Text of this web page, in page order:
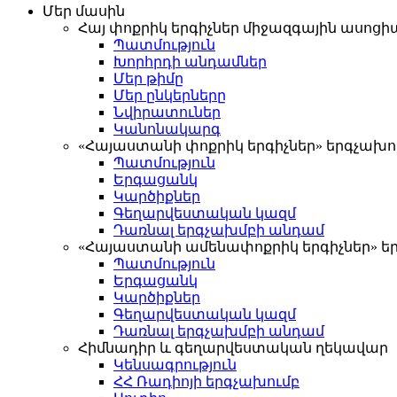
Մեր մասին
Հայ փոքրիկ երգիչներ միջազգային
Պատմություն
Խորհրդի անդամներ
Մեր թիմը
Մեր ընկերները
Նվիրատուներ
Կանոնակարգ
«Հայաստանի փոքրիկ երգիչներ»
Պատմություն
Երգացանկ
Կարծիքներ
Գեղարվեստական կազմ
Դառնալ երգչախմբի անդամ
«Հայաստանի ամենափոքրիկ երգիչներ»
Պատմություն
Երգացանկ
Կարծիքներ
Գեղարվեստական կազմ
Դառնալ երգչախմբի անդամ
Հիմնադիր և գեղարվեստական ղեկավար
Կենսագրություն
ՀՀ Ռադիոյի երգչախումբ